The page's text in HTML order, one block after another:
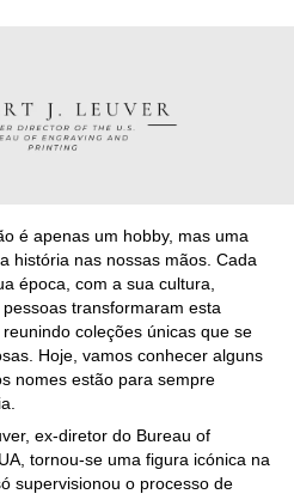
é apenas um hobby, mas uma
história nas nossas mãos. Cada
época, com a sua cultura,
transformaram esta
coleções únicas que se
Hoje, vamos conhecer alguns
nomes estão para sempre
ex-diretor do Bureau of
tornou-se uma figura icónica na
supervisionou o processo de